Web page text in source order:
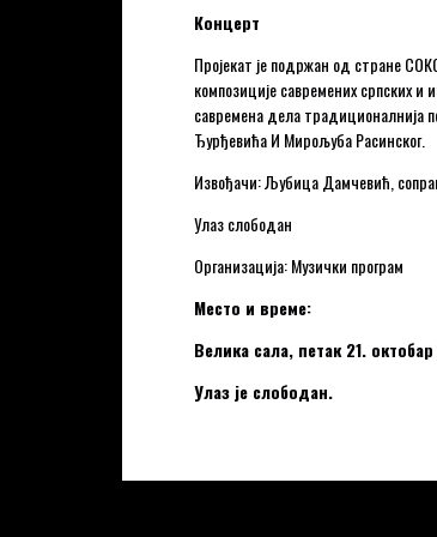
Концерт
Пројекат је подржан од стране
композиције савремених српских и
савремена дела традиционалнија
Ђурђевића И Мирољуба Расинског.
Извођачи: Љубица Дамчевић,
Улаз слободан
Организација: Музички програм
Место и време:
Велика сала, петак 21.
Улаз је слободан.